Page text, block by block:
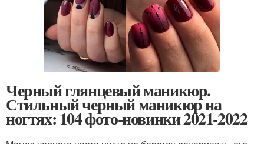
Черный глянцевый маникюр.
Стильный черный маникюр на
ногтях: 104 фото-новинки 2021-2022